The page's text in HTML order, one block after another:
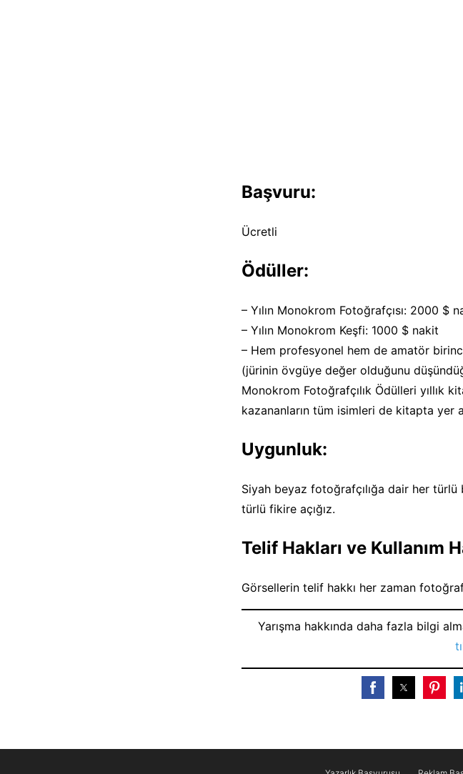
Başvuru:
Ücretli
Ödüller:
– Yılın Monokrom Fotoğrafçısı: 2000 $
– Yılın Monokrom Keşfi: 1000 $ nakit
– Hem profesyonel hem de amatör
(jürinin övgüye değer olduğunu
Monokrom Fotoğrafçılık Ödülleri yıllık
kazananların tüm isimleri de kitapta yer
Uygunluk:
Siyah beyaz fotoğrafçılığa dair her türlü
türlü fikire açığız.
Telif Hakları ve Kullanım
Görsellerin telif hakkı her zaman
Yarışma hakkında daha fazla bilgi